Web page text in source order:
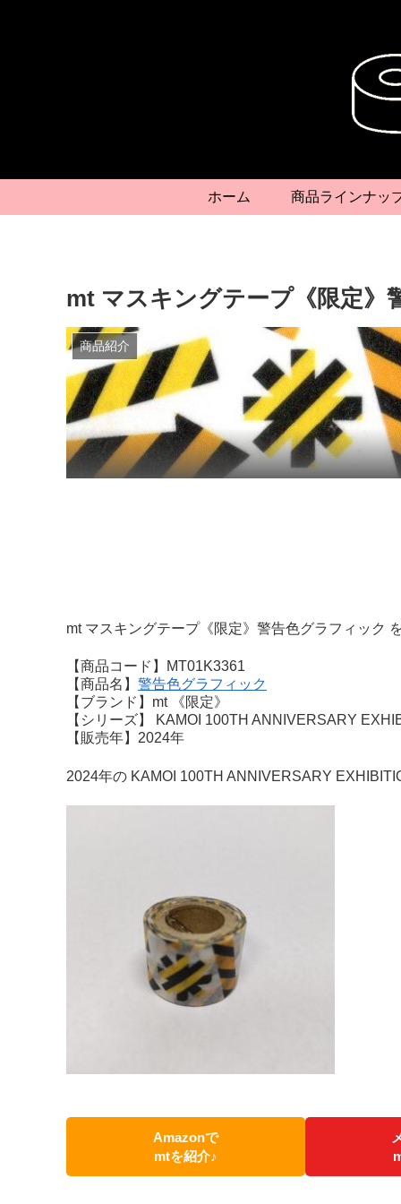
ホーム 商品ラインナッ
mt マスキングテープ《限定》
商品紹介
mt マスキングテープ《限定》警告色グラフィック
【商品コード】MT01K3361
【商品名】 警告色グラフィック
【ブランド】mt 《限定》
【シリーズ】 KAMOI 100TH ANNIVERSARY
【販売年】2024年
2024年の KAMOI 100TH ANNIVERSARY
Amazonで
mtを紹介♪